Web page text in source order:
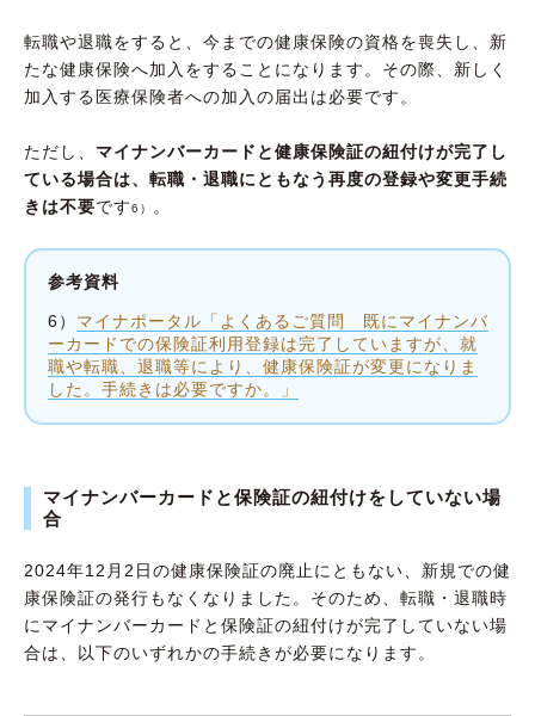
転職や退職をすると、今までの健康保険の資格を喪失し、新
たな健康保険へ加入をすることになります。その際、新しく
加入する医療保険者への加入の届出は必要です。
ただし、 マイナンバーカードと健康保険証の紐付けが完了し
ている場合は、転職・退職にともなう再度の登録や変更手続
きは不要です6） 。
参考資料
6） マイナポータル「よくあるご質問 既にマイナンバ
ーカードでの保険証利用登録は完了していますが、就
職や転職、退職等により、健康保険証が変更になりま
した。手続きは必要ですか。」
マイナンバーカードと保険証の紐付けをしていない場
合
2024年12月2日の健康保険証の廃止にともない、新規での健
康保険証の発行もなくなりました。そのため、転職・退職時
にマイナンバーカードと保険証の紐付けが完了していない場
合は、以下のいずれかの手続きが必要になります。